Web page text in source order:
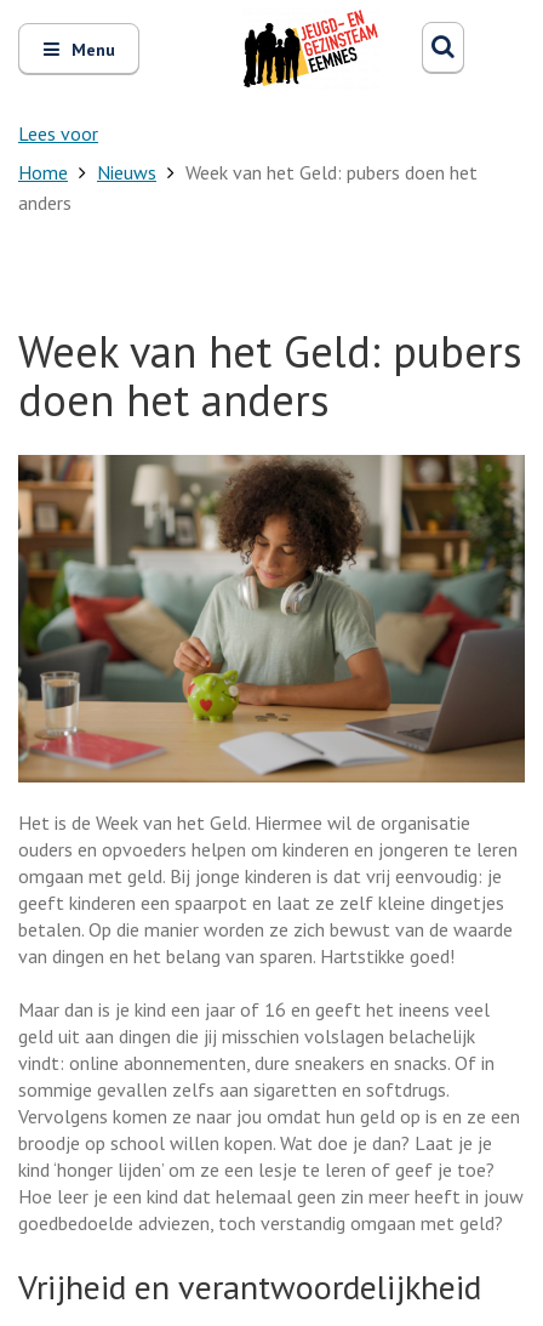
Open
en
sluit
Menu
Lees voor
Zoeken
Home Nieuws
Week van het Geld: pubers doen het
anders
Week van het Geld: pubers
doen het anders
Het is de Week van het Geld. Hiermee wil de organisatie
ouders en opvoeders helpen om kinderen en jongeren te leren
omgaan met geld. Bij jonge kinderen is dat vrij eenvoudig: je
geeft kinderen een spaarpot en laat ze zelf kleine dingetjes
betalen. Op die manier worden ze zich bewust van de waarde
van dingen en het belang van sparen. Hartstikke goed!
Maar dan is je kind een jaar of 16 en geeft het ineens veel
geld uit aan dingen die jij misschien volslagen belachelijk
vindt: online abonnementen, dure sneakers en snacks. Of in
sommige gevallen zelfs aan sigaretten en softdrugs.
Vervolgens komen ze naar jou omdat hun geld op is en ze een
broodje op school willen kopen. Wat doe je dan? Laat je je
kind ‘honger lijden’ om ze een lesje te leren of geef je toe?
Hoe leer je een kind dat helemaal geen zin meer heeft in jouw
goedbedoelde adviezen, toch verstandig omgaan met geld?
Vrijheid en verantwoordelijkheid